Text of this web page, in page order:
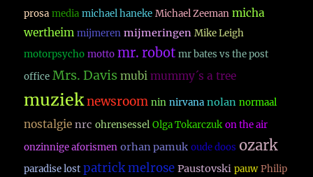
prosa media michael haneke Michael Zeeman micha
wertheim mijmeren mijmeringen Mike Leigh
motorpsycho motto mr. robot mr bates vs the post
office Mrs. Davis mubi mummy´s a tree
muzieknewsroom nin nirvana nolan normaal
nostalgie nrc ohrensessel Olga Tokarczuk on the air
onzinnige aforismen orhan pamuk oude doos ozark
paradise lost patrick melrose Paustovski pauw Philip